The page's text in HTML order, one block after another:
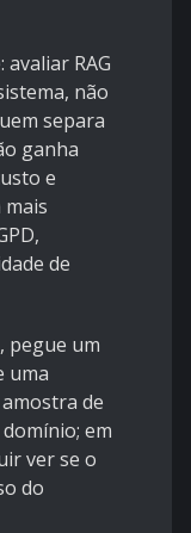
RAG
não
separa
ganha
e
mais
de
pegue um
uma
de
em
ver se o
do